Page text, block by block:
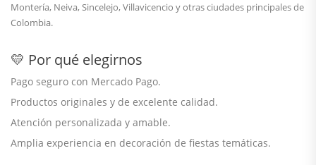
Montería, Neiva, Sincelejo, Villavicencio y otras ciudades principales de
Colombia.
💛 Por qué elegirnos
Pago seguro con Mercado Pago.
Productos originales y de excelente calidad.
Atención personalizada y amable.
Amplia experiencia en decoración de fiestas temáticas.